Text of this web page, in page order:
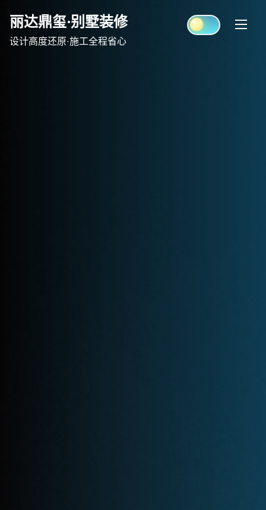
content
丽达鼎玺·别墅装修
设计高度还原·施工全程省心